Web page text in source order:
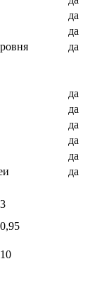
да
да
да
да
да
да
да
да
да
3
0,95
10